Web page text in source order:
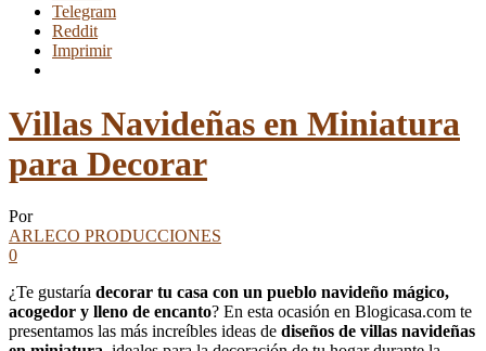
Telegram
Reddit
Imprimir
Villas Navideñas en Miniatura
para Decorar
Por
ARLECO PRODUCCIONES
0
¿Te gustaría decorar tu casa con un pueblo navideño mágico,
acogedor y lleno de encanto? En esta ocasión en Blogicasa.com te
presentamos las más increíbles ideas de diseños de villas navideñas